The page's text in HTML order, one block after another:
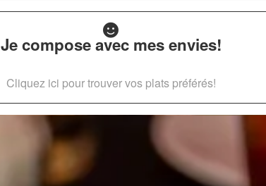
Je compose avec mes envies!
Cliquez ici pour trouver vos plats préférés!